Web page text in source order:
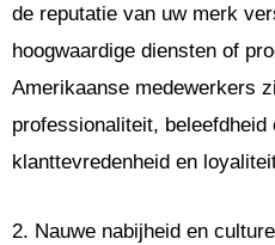
de reputatie van uw merk
hoogwaardige diensten of
Amerikaanse medewerkers
professionaliteit,
klanttevredenheid en
2. Nauwe nabijheid en